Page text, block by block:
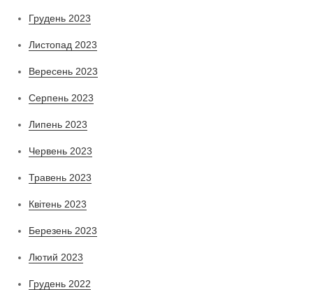
Грудень 2023
Листопад 2023
Вересень 2023
Серпень 2023
Липень 2023
Червень 2023
Травень 2023
Квітень 2023
Березень 2023
Лютий 2023
Грудень 2022